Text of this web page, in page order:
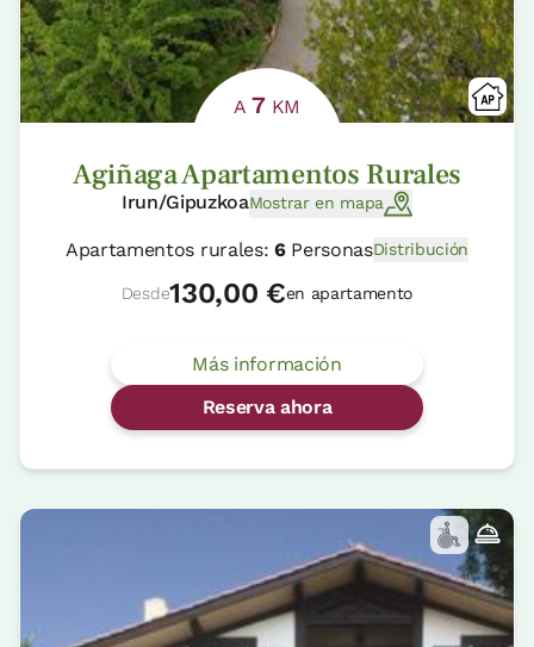
A7 KM
Agiñaga Apartamentos Rurales
Irun/GipuzkoaMostrar en mapa
Apartamentos rurales: 6PersonasDistribución
Desde130,00 €en apartamento
Más información
Reserva ahora